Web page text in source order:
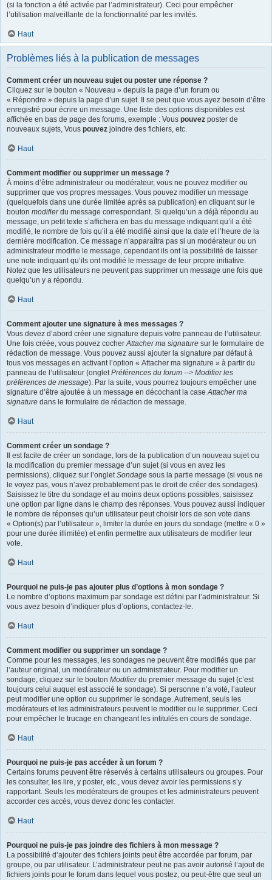
(si la fonction a été activée par l’administrateur). Ceci pour empêcher
l’utilisation malveillante de la fonctionnalité par les invités.
Haut
Problèmes liés à la publication de messages
Comment créer un nouveau sujet ou poster une réponse ?
Cliquez sur le bouton « Nouveau » depuis la page d’un forum ou
« Répondre » depuis la page d’un sujet. Il se peut que vous ayez besoin d’être
enregistré pour écrire un message. Une liste des options disponibles est
affichée en bas de page des forums, exemple : Vous pouvez poster de
nouveaux sujets, Vous pouvez joindre des fichiers, etc.
Haut
Comment modifier ou supprimer un message ?
À moins d’être administrateur ou modérateur, vous ne pouvez modifier ou
supprimer que vos propres messages. Vous pouvez modifier un message
(quelquefois dans une durée limitée après sa publication) en cliquant sur le
bouton modifierdu message correspondant. Si quelqu’un a déjà répondu au
message, un petit texte s’affichera en bas du message indiquant qu’il a été
modifié, le nombre de fois qu’il a été modifié ainsi que la date et l’heure de la
dernière modification. Ce message n’apparaîtra pas si un modérateur ou un
administrateur modifie le message, cependant ils ont la possibilité de laisser
une note indiquant qu’ils ont modifié le message de leur propre initiative.
Notez que les utilisateurs ne peuvent pas supprimer un message une fois que
quelqu’un y a répondu.
Haut
Comment ajouter une signature à mes messages ?
Vous devez d’abord créer une signature depuis votre panneau de l’utilisateur.
Une fois créée, vous pouvez cocherAttacher ma signature sur le formulaire de
rédaction de message. Vous pouvez aussi ajouter la signature par défaut à
tous vos messages en activant l’option « Attacher ma signature » à partir du
panneau de l’utilisateur (ongletPréférences du forum --> Modifier les
préférences de message). Par la suite, vous pourrez toujours empêcher une
signature d’être ajoutée à un message en décochant la caseAttacher ma
signature dans le formulaire de rédaction de message.
Haut
Comment créer un sondage ?
Il est facile de créer un sondage, lors de la publication d’un nouveau sujet ou
la modification du premier message d’un sujet (si vous en avez les
permissions), cliquez sur l’ongletSondage sous la partie message (si vous ne
le voyez pas, vous n’avez probablement pas le droit de créer des sondages).
Saisissez le titre du sondage et au moins deux options possibles, saisissez
une option par ligne dans le champ des réponses. Vous pouvez aussi indiquer
le nombre de réponses qu’un utilisateur peut choisir lors de son vote dans
« Option(s) par l’utilisateur », limiter la durée en jours du sondage (mettre « 0 »
pour une durée illimitée) et enfin permettre aux utilisateurs de modifier leur
vote.
Haut
Pourquoi ne puis-je pas ajouter plus d’options à mon sondage ?
Le nombre d’options maximum par sondage est défini par l’administrateur. Si
vous avez besoin d’indiquer plus d’options, contactez-le.
Haut
Comment modifier ou supprimer un sondage ?
Comme pour les messages, les sondages ne peuvent être modifiés que par
l’auteur original, un modérateur ou un administrateur. Pour modifier un
sondage, cliquez sur le bouton Modifierdu premier message du sujet (c’est
toujours celui auquel est associé le sondage). Si personne n’a voté, l’auteur
peut modifier une option ou supprimer le sondage. Autrement, seuls les
modérateurs et les administrateurs peuvent le modifier ou le supprimer. Ceci
pour empêcher le trucage en changeant les intitulés en cours de sondage.
Haut
Pourquoi ne puis-je pas accéder à un forum ?
Certains forums peuvent être réservés à certains utilisateurs ou groupes. Pour
les consulter, les lire, y poster, etc., vous devez avoir les permissions s’y
rapportant. Seuls les modérateurs de groupes et les administrateurs peuvent
accorder ces accès, vous devez donc les contacter.
Haut
Pourquoi ne puis-je pas joindre des fichiers à mon message ?
La possibilité d’ajouter des fichiers joints peut être accordée par forum, par
groupe, ou par utilisateur. L’administrateur peut ne pas avoir autorisé l’ajout de
fichiers joints pour le forum dans lequel vous postez, ou peut-être que seul un